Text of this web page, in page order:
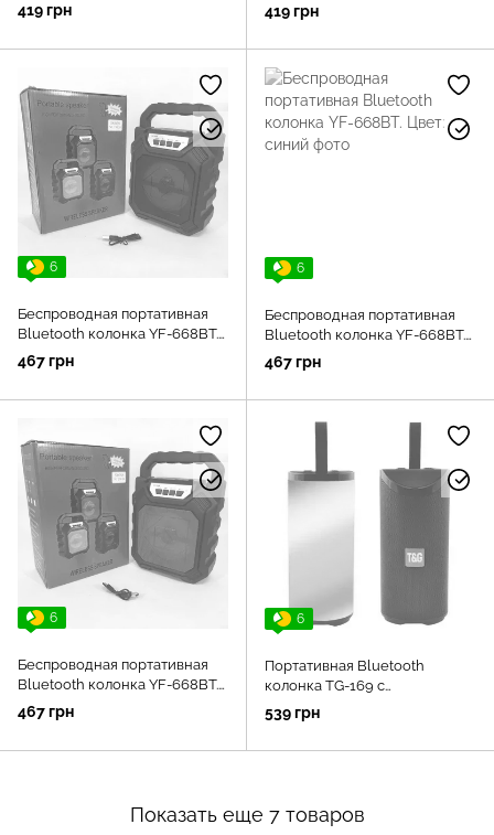
419 грн 419 грн
6
Беспроводная портативная
Bluetooth колонка YF-668BT.
Цвет: черный
467 грн
6
Беспроводная портативная
Bluetooth колонка YF-668BT.
Цвет: синий
467 грн
6
Беспроводная портативная
Bluetooth колонка YF-668BT.
Цвет: красный
467 грн
6
Портативная Bluetooth
колонка TG-169 с
разноцветной подсветкой
FM-радио 5Wx2. Цвет: черный
539 грн
Показать еще 7 товаров